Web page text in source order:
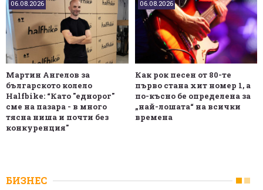
06.08.2026
Мартин Ангелов за
българското колело
Halfbike: “Като "еднорог"
сме на пазара - в много
тясна ниша и почти без
конкуренция"
06.08.2026
Как рок песен от 80-те
първо стана хит номер 1, а
по-късно бе определена за
„най-лошата“ на всички
времена
БИЗНЕС